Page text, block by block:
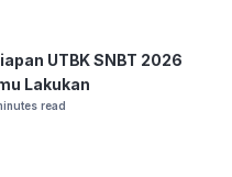
UTBK SNBT 2026
Lakukan
read